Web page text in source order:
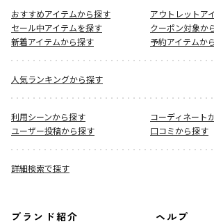
おすすめアイテムから探す
アウトレットア
セール中アイテムを探す
クーポン対象か
新着アイテムから探す
予約アイテムか
人気ランキングから探す
利用シーンから探す
コーディネート
ユーザー投稿から探す
口コミから探す
詳細検索で探す
ブランド紹介 ヘルプ